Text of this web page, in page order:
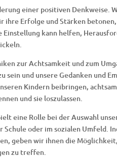
einer positiven Denkweise.
Erfolge und Stärken
kann helfen,
zur Achtsamkeit und zum
und unsere Gedanken und
Kindern beibringen,
und sie loszulassen.
eine Rolle bei der Auswahl
oder im sozialen Umfeld.
geben wir ihnen die
zu treffen.